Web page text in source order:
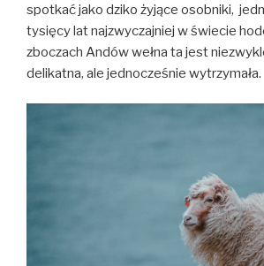
spotkać jako dziko żyjące osobniki,
tysięcy lat najzwyczajniej w świecie
zboczach Andów wełna ta jest
delikatna, ale jednocześnie wytrzymała.